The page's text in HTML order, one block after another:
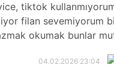
tiktok
filan sevemiyorum
okumak bunlar
04.02.2026 23:04